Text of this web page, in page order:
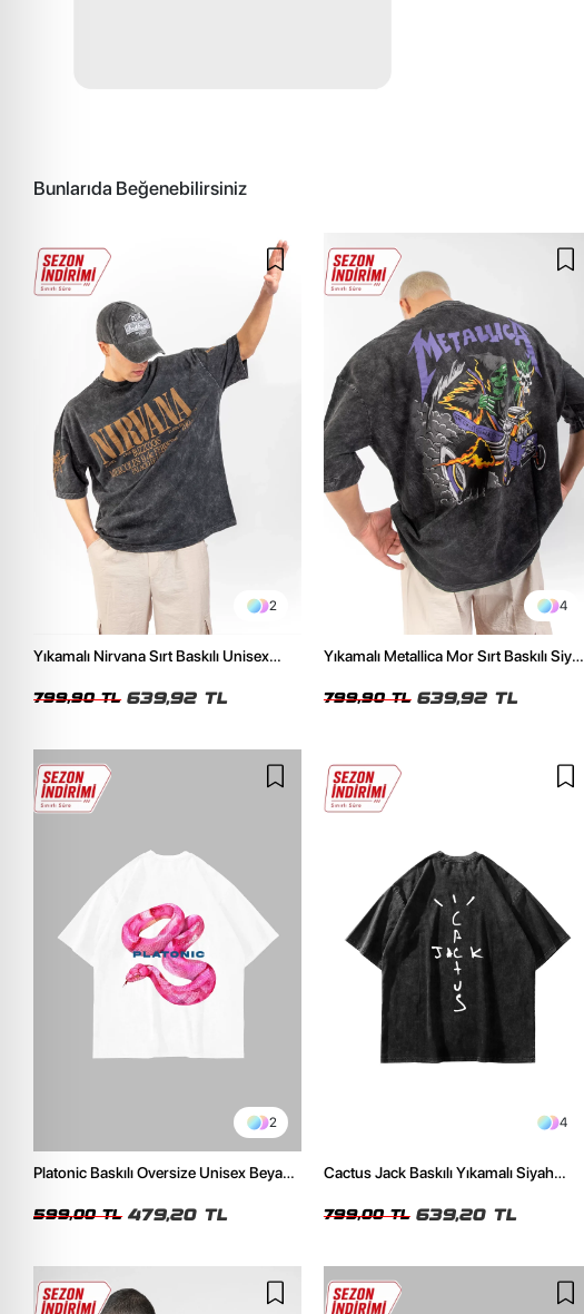
Bunlarıda Beğenebilirsiniz
2
Yıkamalı Nirvana Sırt Baskılı Unisex
799,90 TL 639,92 TL
4
Yıkamalı Metallica Mor Sırt Baskılı Siyah
799,90 TL 639,92 TL
2
Platonic Baskılı Oversize Unisex Beyaz
599,00 TL 479,20 TL
4
Cactus Jack Baskılı Yıkamalı Siyah
799,00 TL 639,20 TL